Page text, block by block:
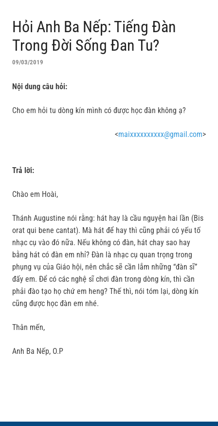
Hỏi Anh Ba Nếp: Tiếng Đàn
Trong Đời Sống Đan Tu?
09/03/2019
Nội dung câu hỏi:
Cho em hỏi tu dòng kín mình có được học đàn không ạ?
<maixxxxxxxxxx@gmail.com>
Trả lời:
Chào em Hoài,
Thánh Augustine nói rằng: hát hay là cầu nguyện hai lần (Bis
orat qui bene cantat). Mà hát để hay thì cũng phải có yếu tố
nhạc cụ vào đó nữa. Nếu không có đàn, hát chay sao hay
bằng hát có đàn em nhỉ? Đàn là nhạc cụ quan trọng trong
phụng vụ của Giáo hội, nên chắc sẽ cần lắm những “đàn sĩ”
đấy em. Để có các nghệ sĩ chơi đàn trong dòng kín, thì cần
phải đào tạo họ chứ em heng? Thế thì, nói tóm lại, dòng kín
cũng được học đàn em nhé.
Thân mến,
Anh Ba Nếp, O.P